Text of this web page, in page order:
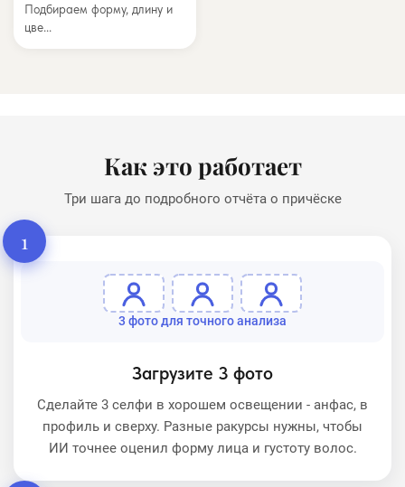
Подбираем форму, длину и
цве...
Как это работает
Три шага до подробного отчёта о причёске
1
3 фото для точного анализа
Загрузите 3 фото
Сделайте 3 селфи в хорошем освещении - анфас, в
профиль и сверху. Разные ракурсы нужны, чтобы
ИИ точнее оценил форму лица и густоту волос.